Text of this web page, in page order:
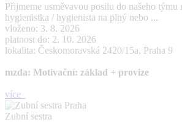
Přijmeme usměvavou posilu do našeho týmu
hygienistka / hygienista na plný nebo ...
vloženo: 3. 8. 2026
platnost do: 2. 10. 2026
lokalita: Českomoravská 2420/15a, Praha 9
mzda: Motivační: základ + provize
více
Zubní sestra